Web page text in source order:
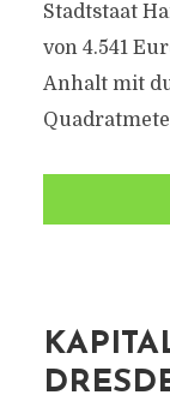
Stadtstaat
von 4.541
Anhalt mit